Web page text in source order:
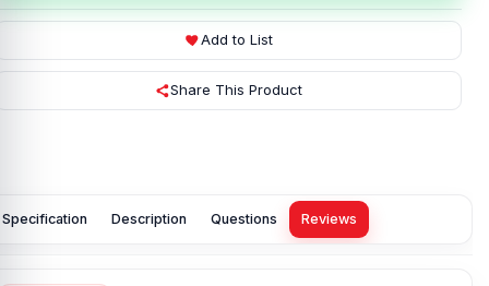
Add to List
Share This Product
Specification Description Questions Reviews